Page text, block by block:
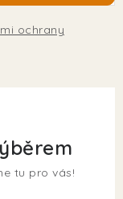
ochrany
tu pro vás!